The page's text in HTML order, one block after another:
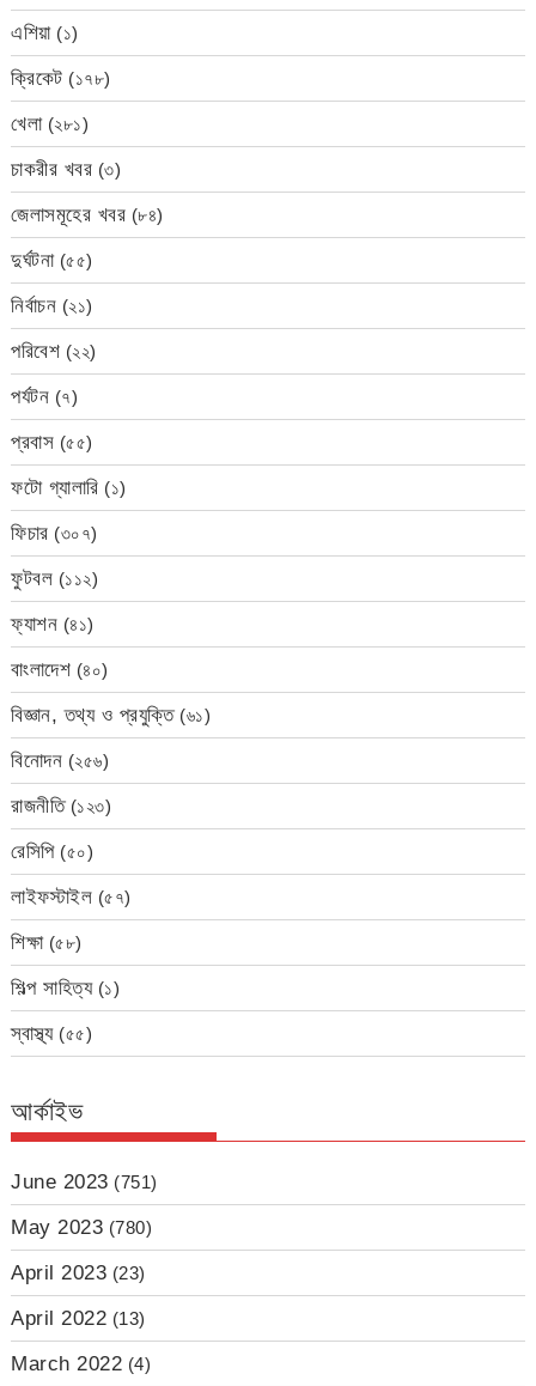
এশিয়া(১)
ক্রিকেট (১৭৮)
খেলা(২৮১)
চাকরীর খবর (৩)
জেলাসমূহের খবর (৮৪)
দুর্ঘটনা(৫৫)
নির্বাচন (২১)
পরিবেশ (২২)
পর্যটন (৭)
প্রবাস (৫৫)
ফটো গ্যালারি (১)
ফিচার (৩০৭)
ফুটবল (১১২)
ফ্যাশন (৪১)
বাংলাদেশ (৪০)
বিজ্ঞান, তথ্য ও প্রযুক্তি(৬১)
বিনোদন (২৫৬)
রাজনীতি(১২৩)
রেসিপি(৫০)
লাইফস্টাইল (৫৭)
শিক্ষা(৫৮)
শিল্প সাহিত্য(১)
স্বাস্থ্য(৫৫)
আর্কাইভ
June 2023 (751)
May 2023 (780)
April 2023 (23)
April 2022 (13)
March 2022 (4)